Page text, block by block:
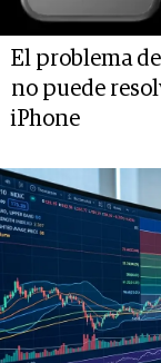
El problema
no puede
iPhone